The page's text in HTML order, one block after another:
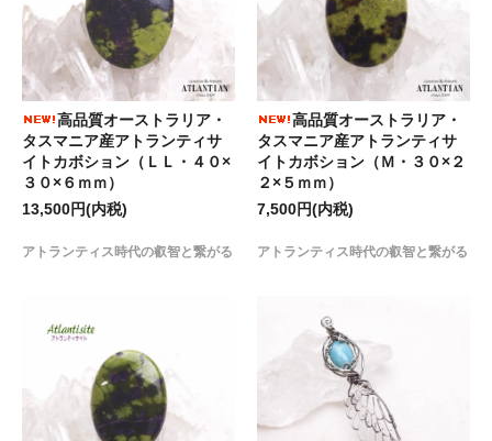
高品質オーストラリア・
タスマニア産アトランティサ
イトカボション（ＬＬ・４０×
３０×６ｍｍ）
13,500円(内税)
アトランティス時代の叡智と繋がる
高品質オーストラリア・
タスマニア産アトランティサ
イトカボション（Ｍ・３０×２
２×５ｍｍ）
7,500円(内税)
アトランティス時代の叡智と繋がる